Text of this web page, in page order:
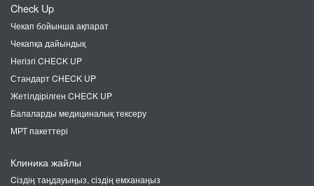
Check Up
Чекап бойынша ақпарат
Чекапқа дайындық
Негізгі CHECK UP
Стандарт CHECK UP
Жетілдірілген CHECK UP
Балаларды медициналық тексеру
МРТ пакеттері
Клиника жайлы
Cіздің таңдауыңыз, сіздің емханаңыз